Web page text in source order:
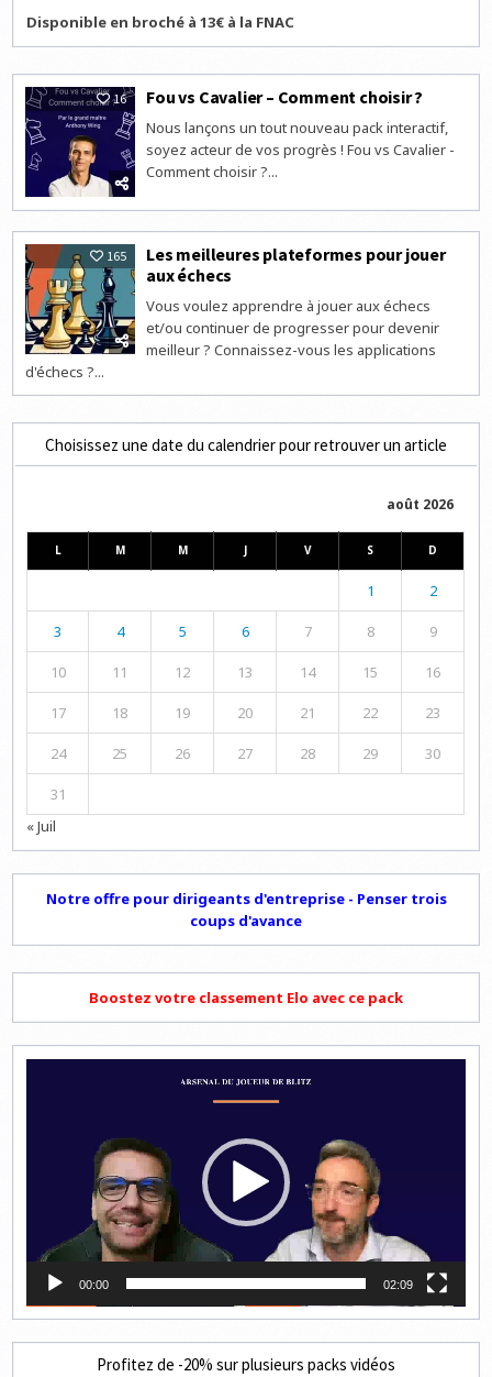
Disponible en broché à 13€ à la FNAC
16 Fou vs Cavalier – Comment choisir ?
Nous lançons un tout nouveau pack interactif,
soyez acteur de vos progrès ! Fou vs Cavalier -
Comment choisir ?...
165
Les meilleures plateformes pour jouer
aux échecs
Vous voulez apprendre à jouer aux échecs
et/ou continuer de progresser pour devenir
meilleur ? Connaissez-vous les applications
d'échecs ?...
Choisissez une date du calendrier pour retrouver un article
août 2026
L M M J V S D
1 2
3 4 5 6 7 8 9
10 11 12 13 14 15 16
17 18 19 20 21 22 23
24 25 26 27 28 29 30
31
« Juil
Notre offre pour dirigeants d'entreprise - Penser trois
coups d'avance
Boostez votre classement Elo avec ce pack
00:00 02:09
Profitez de -20% sur plusieurs packs vidéos